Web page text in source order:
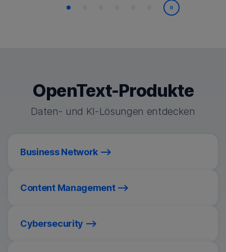
Wiedergabe/
OpenText-Produkte
Daten- und KI-Lösungen entdecken
Business Network
Content Management
Cybersecurity